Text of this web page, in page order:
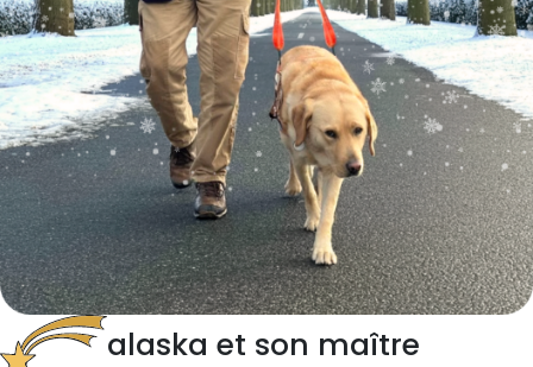
alaska et son maître